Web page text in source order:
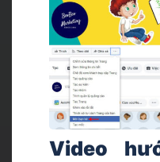
Video